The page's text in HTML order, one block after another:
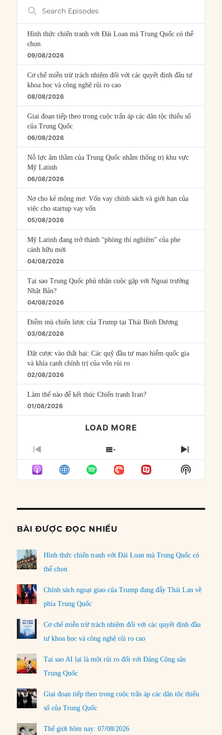
Search
Episodes
Hình thức chiến tranh với Đài Loan mà Trung Quốc có thể
chọn
09/08/2026
Cơ chế miễn trừ trách nhiệm đối với các quyết định đầu tư
khoa học và công nghệ rủi ro cao
08/08/2026
Giai đoạn tiếp theo trong cuộc trấn áp các dân tộc thiểu số
của Trung Quốc
06/08/2026
Nỗ lực âm thầm của Trung Quốc nhằm thống trị khu vực
Mỹ Latinh
06/08/2026
Nợ cho kẻ mộng mơ: Vốn vay chính sách và giới hạn của
việc cho startup vay vốn
05/08/2026
Mỹ Latinh đang trở thành “phòng thí nghiệm” của phe
cánh hữu mới
04/08/2026
Tại sao Trung Quốc phủ nhận cuộc gặp với Ngoại trưởng
Nhật Bản?
04/08/2026
Điểm mù chiến lược của Trump tại Thái Bình Dương
03/08/2026
Đặt cược vào thất bại: Các quỹ đầu tư mạo hiểm quốc gia
và khía cạnh chính trị của vốn rủi ro
02/08/2026
Làm thế nào để kết thúc Chiến tranh Iran?
01/08/2026
LOAD MORE
PREVIOUS
EPISODE
SHOW
EPISODES
LIST
NEXT
Show
Podcast
BÀI ĐƯỢC ĐỌC NHIỀU
Hình thức chiến tranh với Đài Loan mà Trung Quốc có
thể chọn
Chính sách ngoại giao của Trump đang đẩy Thái Lan về
phía Trung Quốc
Cơ chế miễn trừ trách nhiệm đối với các quyết định đầu
tư khoa học và công nghệ rủi ro cao
Tại sao AI lại là một rủi ro đối với Đảng Cộng sản
Trung Quốc
Giai đoạn tiếp theo trong cuộc trấn áp các dân tộc thiểu
số của Trung Quốc
Thế giới hôm nay: 07/08/2026